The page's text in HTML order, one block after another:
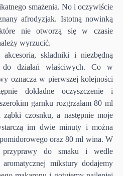
smażenia. No i oczywiście
afrodyzjak. Istotną nowinką
nie otworzą się w czasie
wyrzucić.
składniki i niezbędną
do działań właściwych. Co w
oznacza w pierwszej kolejności
dokładne oczyszczenie i
garnku rozgrzałam 80 ml
czosnku, a następnie moje
im dwie minuty i można
oraz 80 ml wina. W
przyprawy do smaku i wedle
mikstury dodajemy